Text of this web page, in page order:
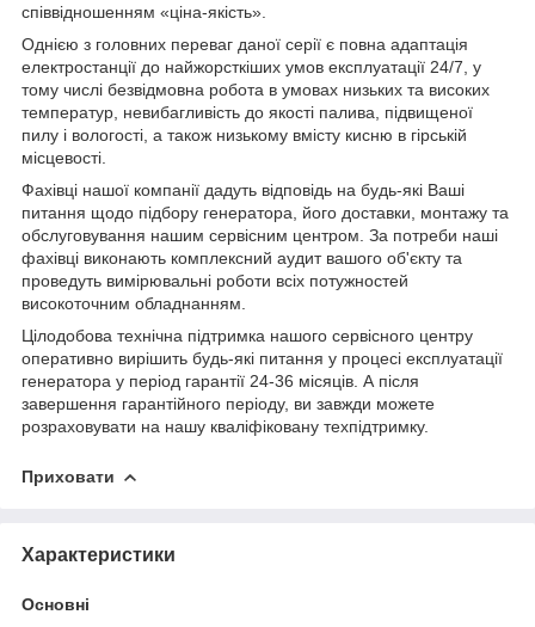
співвідношенням «ціна-якість».
Однією з головних переваг даної серії є повна адаптація
електростанції до найжорсткіших умов експлуатації 24/7, у
тому числі безвідмовна робота в умовах низьких та високих
температур, невибагливість до якості палива, підвищеної
пилу і вологості, а також низькому вмісту кисню в гірській
місцевості.
Фахівці нашої компанії дадуть відповідь на будь-які Ваші
питання щодо підбору генератора, його доставки, монтажу та
обслуговування нашим сервісним центром. За потреби наші
фахівці виконають комплексний аудит вашого об'єкту та
проведуть вимірювальні роботи всіх потужностей
високоточним обладнанням.
Цілодобова технічна підтримка нашого сервісного центру
оперативно вирішить будь-які питання у процесі експлуатації
генератора у період гарантії 24-36 місяців. А після
завершення гарантійного періоду, ви завжди можете
розраховувати на нашу кваліфіковану техпідтримку.
Приховати
Характеристики
Основні